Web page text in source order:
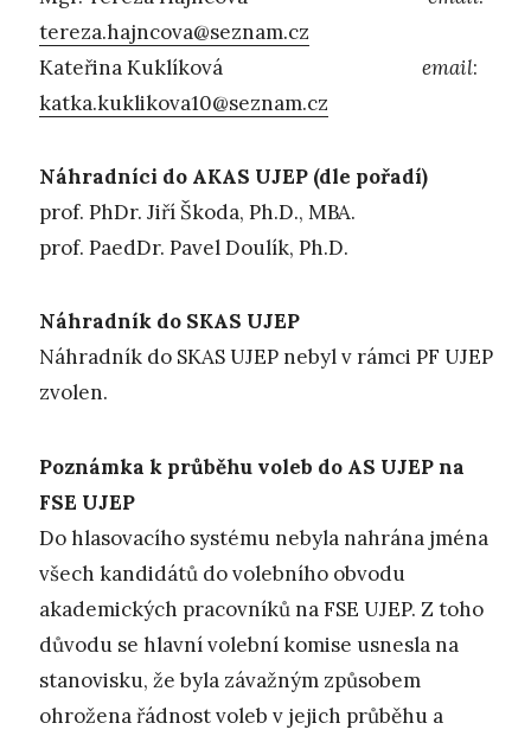
tereza.hajncova@seznam.cz
Kateřina Kuklíková email:
katka.kuklikova10@seznam.cz
Náhradníci do AKAS UJEP (dle pořadí)
prof. PhDr. Jiří Škoda, Ph.D., MBA.
prof. PaedDr. Pavel Doulík, Ph.D.
Náhradník do SKAS UJEP
Náhradník do SKAS UJEP nebyl v rámci PF UJEP
zvolen.
Poznámka k průběhu voleb do AS UJEP na
FSE UJEP
Do hlasovacího systému nebyla nahrána jména
všech kandidátů do volebního obvodu
akademických pracovníků na FSE UJEP. Z toho
důvodu se hlavní volební komise usnesla na
stanovisku, že byla závažným způsobem
ohrožena řádnost voleb v jejich průběhu a